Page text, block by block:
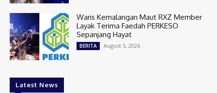
Waris Kemalangan Maut RXZ Member
Layak Terima Faedah PERKESO
Sepanjang Hayat
BERITA August 5, 2026
Latest News